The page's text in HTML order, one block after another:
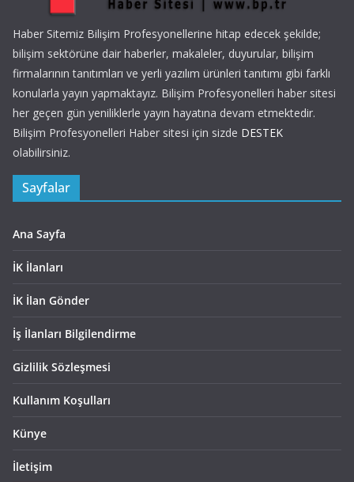
Haber Sitemiz Bilişim Profesyonellerine hitap edecek şekilde;
bilişim sektörüne dair haberler, makaleler, duyurular, bilişim
firmalarının tanıtımları ve yerli yazılım ürünleri tanıtımı gibi farklı
konularla yayın yapmaktayız. Bilişim Profesyonelleri haber sitesi
her geçen gün yeniliklerle yayın hayatına devam etmektedir.
Bilişim Profesyonelleri Haber sitesi için sizde DESTEK
olabilirsiniz.
Sayfalar
Ana Sayfa
İK İlanları
İK İlan Gönder
İş İlanları Bilgilendirme
Gizlilik Sözleşmesi
Kullanım Koşulları
Künye
İletişim